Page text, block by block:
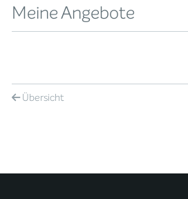
Meine Angebote
Übersicht